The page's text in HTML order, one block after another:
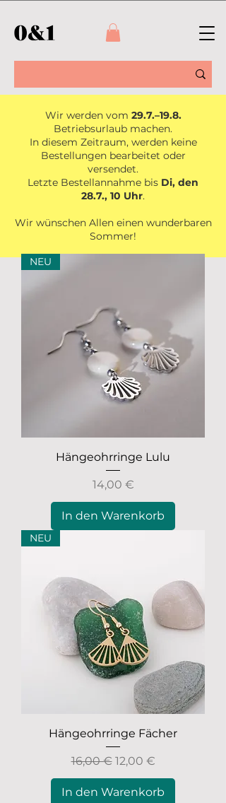
Wir werden vom 29.7.–19.8.
Betriebsurlaub machen.
In diesem Zeitraum, werden keine
Bestellungen bearbeitet oder
versendet.
Letzte Bestellannahme bis Di, den
28.7., 10 Uhr.
Wir wünschen Allen einen wunderbaren
Sommer!
NEU
Hängeohrringe Lulu
Preis
14,00 €
In den Warenkorb
NEU
Hängeohrringe Fächer
Standardpreis
16,00 € Sale-Preis
12,00 €
In den Warenkorb